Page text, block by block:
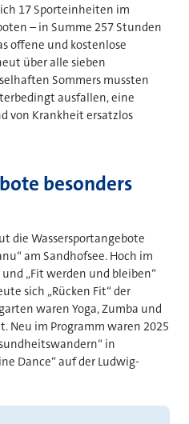
17 Sporteinheiten im
– in Summe 257 Stunden
offene und kostenlose
über alle sieben
Sommers mussten
ausfallen, eine
von Krankheit ersatzlos
besonders
die Wassersportangebote
am Sandhofsee. Hoch im
und „Fit werden und bleiben“
sich „Rücken Fit“ der
waren Yoga, Zumba und
Neu im Programm waren 2025
in
Dance“ auf der Ludwig-